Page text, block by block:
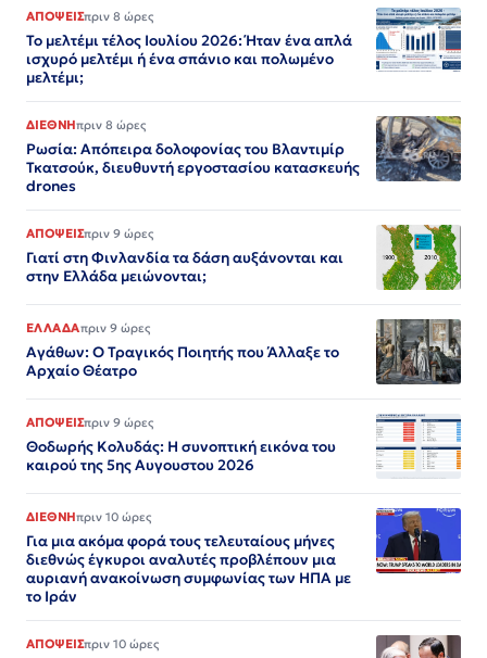
ΑΠΟΨΕΙΣπριν 8 ώρες
Το μελτέμι τέλος Ιουλίου 2026: Ήταν ένα απλά
ισχυρό μελτέμι ή ένα σπάνιο και πολωμένο
μελτέμι;
ΔΙΕΘΝΗπριν 8 ώρες
Ρωσία: Απόπειρα δολοφονίας του Βλαντιμίρ
Τκατσούκ, διευθυντή εργοστασίου κατασκευής
drones
ΑΠΟΨΕΙΣπριν 9 ώρες
Γιατί στη Φινλανδία τα δάση αυξάνονται και
στην Ελλάδα μειώνονται;
ΕΛΛΑΔΑπριν 9 ώρες
Αγάθων: Ο Τραγικός Ποιητής που Άλλαξε το
Αρχαίο Θέατρο
ΑΠΟΨΕΙΣπριν 9 ώρες
Θοδωρής Κολυδάς: Η συνοπτική εικόνα του
καιρού της 5ης Αυγουστου 2026
ΔΙΕΘΝΗπριν 10 ώρες
Για μια ακόμα φορά τους τελευταίους μήνες
διεθνώς έγκυροι αναλυτές προβλέπουν μια
αυριανή ανακοίνωση συμφωνίας των ΗΠΑ με
το Ιράν
ΑΠΟΨΕΙΣπριν 10 ώρες